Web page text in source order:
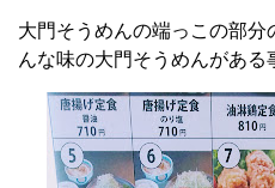
大門そうめんの端っこの部
んな味の大門そうめんがある